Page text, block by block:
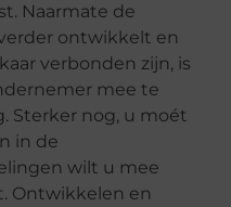
Naarmate de
ontwikkelt en
verbonden zijn, is
mee te
Sterker nog, u moét
in de
wilt u mee
Ontwikkelen en